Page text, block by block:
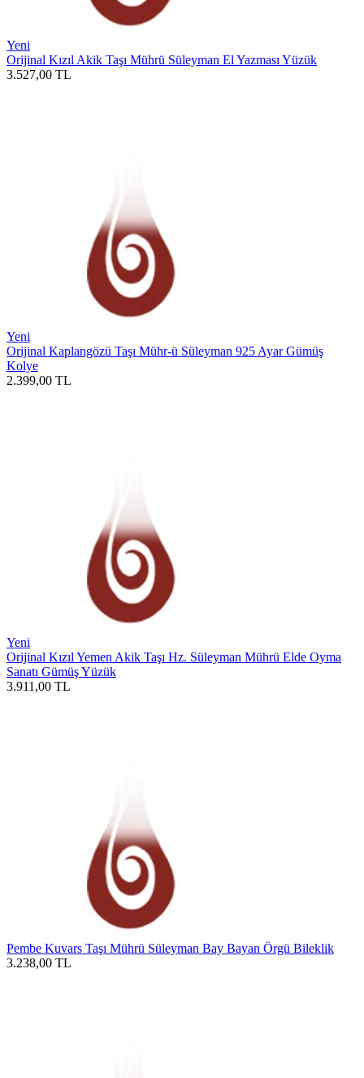
Yeni
Orijinal Kızıl Akik Taşı Mührü Süleyman El Yazması Yüzük
3.527,00 TL
Yeni
Orijinal Kaplangözü Taşı Mühr-ü Süleyman 925 Ayar Gümüş
Kolye
2.399,00 TL
Yeni
Orijinal Kızıl Yemen Akik Taşı Hz. Süleyman Mührü Elde Oyma
Sanatı Gümüş Yüzük
3.911,00 TL
Pembe Kuvars Taşı Mührü Süleyman Bay Bayan Örgü Bileklik
3.238,00 TL